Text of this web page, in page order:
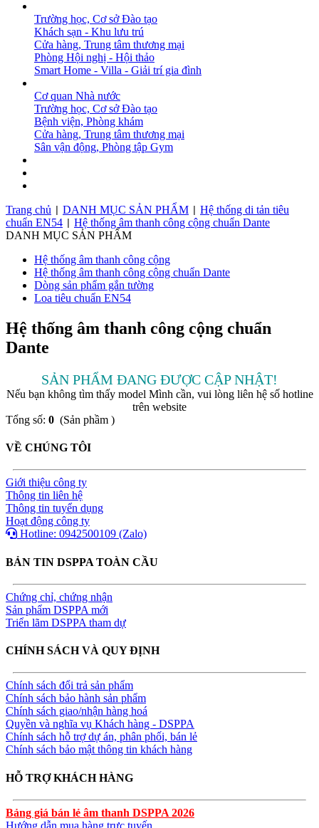
Trường học, Cơ sở Đào tạo
Khách sạn - Khu lưu trú
Cửa hàng, Trung tâm thương mại
Phòng Hội nghị - Hội thảo
Smart Home - Villa - Giải trí gia đình
Cơ quan Nhà nước
Trường học, Cơ sở Đào tạo
Bệnh viện, Phòng khám
Cửa hàng, Trung tâm thương mại
Sân vận động, Phòng tập Gym
Trang chủ
DANH MỤC SẢN PHẨM
Hệ thống di tản tiêu
chuẩn EN54
Hệ thống âm thanh công cộng chuẩn Dante
DANH MỤC SẢN PHẨM
Hệ thống âm thanh công cộng
Hệ thống âm thanh công cộng chuẩn Dante
Dòng sản phẩm gắn tường
Loa tiêu chuẩn EN54
Hệ thống âm thanh công cộng chuẩn
Dante
SẢN PHẨM ĐANG ĐƯỢC CẬP NHẬT!
Nếu bạn không tìm thấy model Mình cần, vui lòng liên hệ số hotline
trên website
Tổng số: 0 (Sản phầm )
VỀ CHÚNG TÔI
Giới thiệu công ty
Thông tin liên hệ
Thông tin tuyển dụng
Hoạt động công ty
Hotline: 0942500109 (Zalo)
BẢN TIN DSPPA TOÀN CẦU
Chứng chỉ, chứng nhận
Sản phẩm DSPPA mới
Triển lãm DSPPA tham dự
CHÍNH SÁCH VÀ QUY ĐỊNH
Chính sách đổi trả sản phẩm
Chính sách bảo hành sản phẩm
Chính sách giao/nhận hàng hoá
Quyền và nghĩa vụ Khách hàng - DSPPA
Chính sách hỗ trợ dự án, phân phối, bán lẻ
Chính sách bảo mật thông tin khách hàng
HỖ TRỢ KHÁCH HÀNG
Bảng giá bán lẻ âm thanh DSPPA 2026
Hướng dẫn mua hàng trực tuyến